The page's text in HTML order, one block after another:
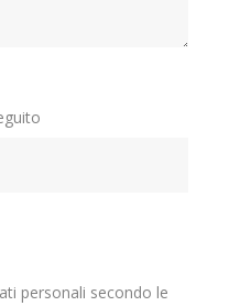
personali secondo le